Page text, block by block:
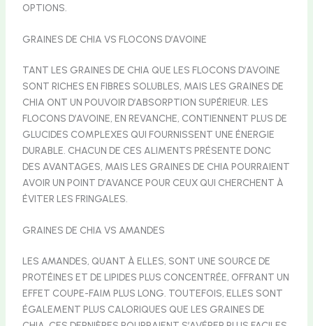
OPTIONS.
GRAINES DE CHIA VS FLOCONS D’AVOINE
TANT LES GRAINES DE CHIA QUE LES FLOCONS D’AVOINE
SONT RICHES EN FIBRES SOLUBLES, MAIS LES GRAINES DE
CHIA ONT UN POUVOIR D’ABSORPTION SUPÉRIEUR. LES
FLOCONS D’AVOINE, EN REVANCHE, CONTIENNENT PLUS DE
GLUCIDES COMPLEXES QUI FOURNISSENT UNE ÉNERGIE
DURABLE. CHACUN DE CES ALIMENTS PRÉSENTE DONC
DES AVANTAGES, MAIS LES GRAINES DE CHIA POURRAIENT
AVOIR UN POINT D’AVANCE POUR CEUX QUI CHERCHENT À
ÉVITER LES FRINGALES.
GRAINES DE CHIA VS AMANDES
LES AMANDES, QUANT À ELLES, SONT UNE SOURCE DE
PROTÉINES ET DE LIPIDES PLUS CONCENTRÉE, OFFRANT UN
EFFET COUPE-FAIM PLUS LONG. TOUTEFOIS, ELLES SONT
ÉGALEMENT PLUS CALORIQUES QUE LES GRAINES DE